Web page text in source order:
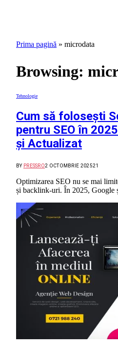
Prima pagină » microdata
Browsing:
Tehnologie
Cum să folosești
pentru SEO în
și Actualizat
BY PRESSRO2 OCTOMBRIE 202521
Optimizarea SEO nu se mai
și backlink-uri. În 2025, Google